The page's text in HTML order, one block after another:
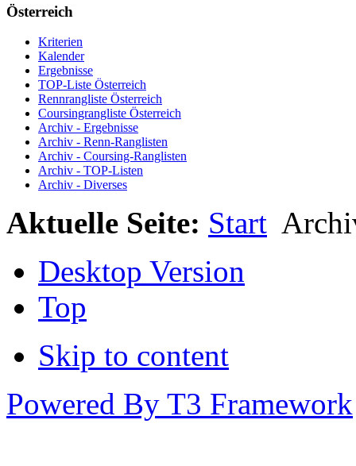
Österreich
Kriterien
Kalender
Ergebnisse
TOP-Liste Österreich
Rennrangliste Österreich
Coursingrangliste Österreich
Archiv - Ergebnisse
Archiv - Renn-Ranglisten
Archiv - Coursing-Ranglisten
Archiv - TOP-Listen
Archiv - Diverses
Aktuelle Seite: Start
Desktop Version
Top
Skip to content
Powered By T3 Framework